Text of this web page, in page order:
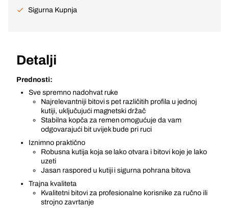
Sigurna Kupnja
Detalji
Prednosti:
Sve spremno nadohvat ruke
Najrelevantniji bitovi s pet različitih profila u jednoj
kutiji, uključujući magnetski držač
Stabilna kopča za remen omogućuje da vam
odgovarajući bit uvijek bude pri ruci
Iznimno praktično
Robusna kutija koja se lako otvara i bitovi koje je lako
uzeti
Jasan raspored u kutiji i sigurna pohrana bitova
Trajna kvaliteta
Kvalitetni bitovi za profesionalne korisnike za ručno ili
strojno zavrtanje